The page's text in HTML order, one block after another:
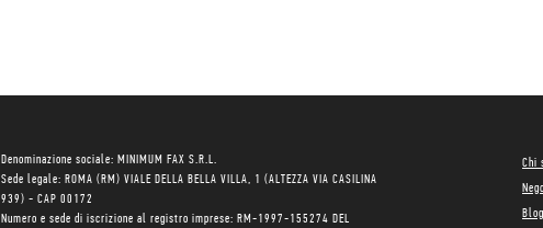
Denominazione sociale: MINIMUM FAX S.R.L.
Sede legale: ROMA (RM) VIALE DELLA BELLA VILLA, 1 (ALTEZZA VIA CASILINA
939) - CAP 00172
Numero e sede di iscrizione al registro imprese: RM-1997-155274 DEL
Chi